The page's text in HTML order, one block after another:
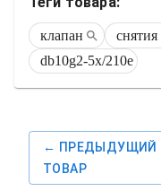
клапан снятия
db10g2-5x/210e
← ПРЕДЫДУЩИЙ
ТОВАР